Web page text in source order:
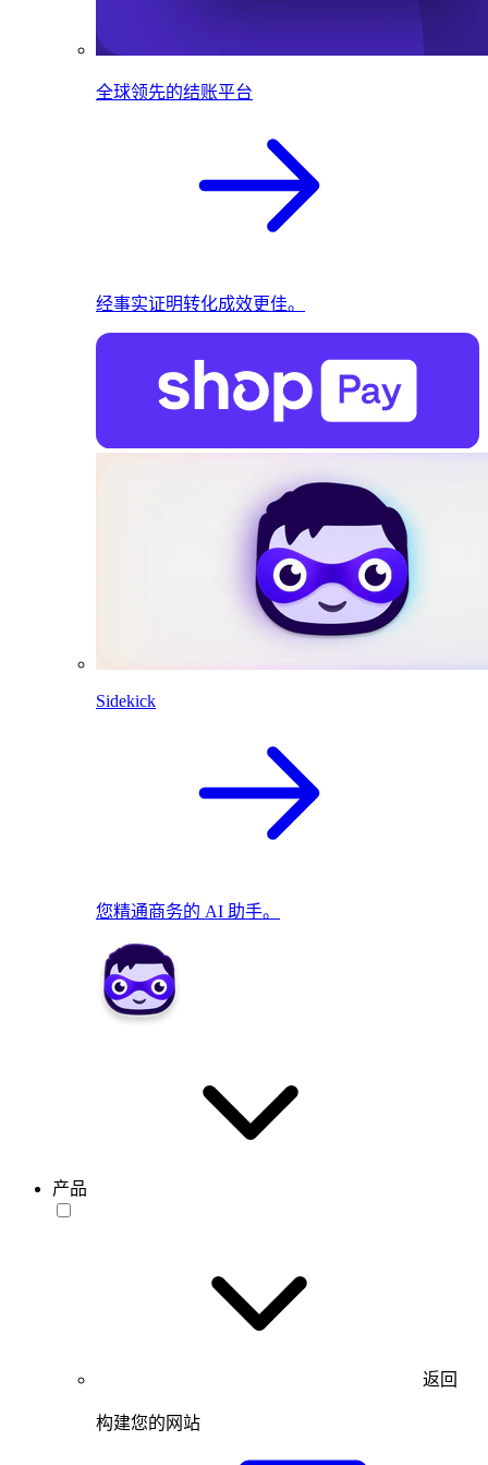
全球领先的结账平台
经事实证明转化成效更佳。
Sidekick
您精通商务的 AI 助手。
产品
返回
构建您的网站